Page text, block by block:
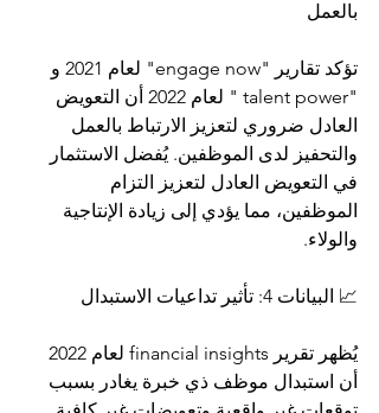
بالعمل
تؤكد تقارير "engage now" لعام 2021 و
"talent power " لعام 2022 أن التعويض
العادل ضروري لتعزيز الارتباط بالعمل
والتحفيز لدى الموظفين. يُفضل الاستثمار
في التعويض العادل لتعزيز التزام
الموظفين، مما يؤدي إلى زيادة الإنتاجية
والولاء.
📈 البيانات 4: تأثير تداعيات الاستبدال
أن استبدال موظف ذي خبرة يغادر بسبب